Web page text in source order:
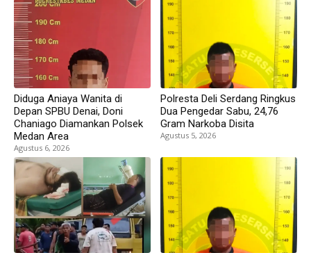
Diduga Aniaya Wanita di
Depan SPBU Denai, Doni
Chaniago Diamankan Polsek
Medan Area
Agustus 6, 2026
Polresta Deli Serdang Ringkus
Dua Pengedar Sabu, 24,76
Gram Narkoba Disita
Agustus 5, 2026